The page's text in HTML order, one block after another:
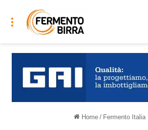
Menu
Home / Fermento Italia